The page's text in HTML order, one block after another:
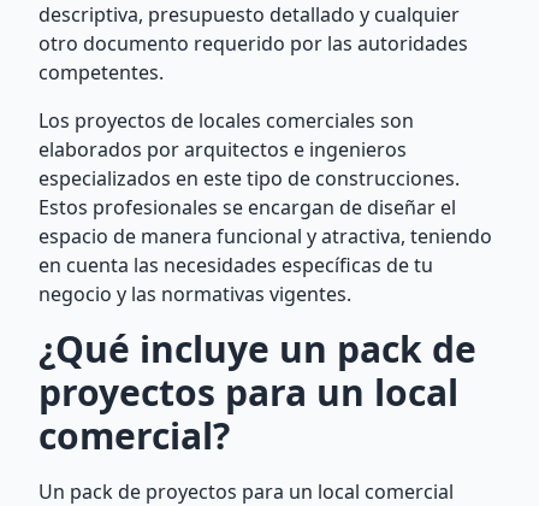
descriptiva, presupuesto detallado y cualquier
otro documento requerido por las autoridades
competentes.
Los proyectos de locales comerciales son
elaborados por arquitectos e ingenieros
especializados en este tipo de construcciones.
Estos profesionales se encargan de diseñar el
espacio de manera funcional y atractiva, teniendo
en cuenta las necesidades específicas de tu
negocio y las normativas vigentes.
¿Qué incluye un pack de
proyectos para un local
comercial?
Un pack de proyectos para un local comercial